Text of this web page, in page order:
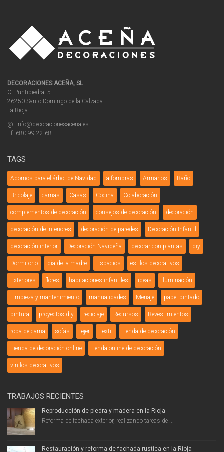
DECORACIONES ACEÑA, SL
C. Puntipiedra, 5
26250 Santo Domingo de la Calzada
La Rioja
@. info@decoracionesacena.es
Tf. 680 99 22 68
TAGS
Adornos para el árbol de Navidad alfombras Armarios Baño
Bricolaje camas Casas Cocina Colaboración
complementos de decoración consejos de decoración decoración
decoración de interiores decoración de paredes Decoración Infantil
decoración interior Decoración Navideña decorar con plantas diy
Dormitorio día de la madre Espacios estilos decorativos
Exteriores flores habitaciones infantiles ideas Iluminación
Limpieza y mantenimiento manualidades Menaje papel pintado
pintura proyectos diy reciclaje Recursos Revestimientos
ropa de cama sofás tejer Textil tienda de decoración
Tienda de decoración online tienda online de decoración
vinilos decorativos
TRABAJOS RECIENTES
Reproducción de piedra y madera en la Rioja
Reforma de fachada exterior, realizando tareas de ...
Restauración y reforma de fachada rustica en la Rioja